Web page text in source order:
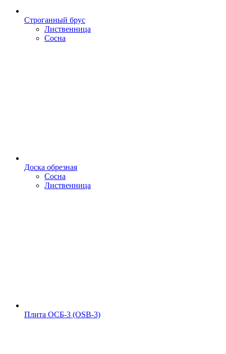
Строганный брус
Лиственница
Сосна
Доска обрезная
Сосна
Лиственница
Плита ОСБ-3 (OSB-3)